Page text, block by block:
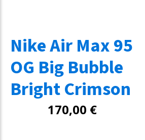
Nike Air Max 95
OG Big Bubble
Bright Crimson
170,00 €